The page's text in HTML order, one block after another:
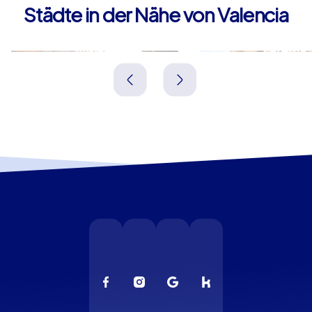
Zusammenarbeit schätzen.
Städte in der Nähe von Valencia
Mislata Paterna